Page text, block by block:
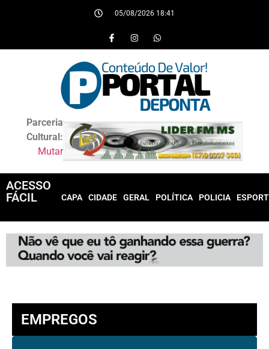
05/08/2026 18:41
Parceria
Cultural:
Mutar
ACESSO
FÁCIL
CAPA CIDADE GERAL POLÍTICA POLICIA
EMPREGOS